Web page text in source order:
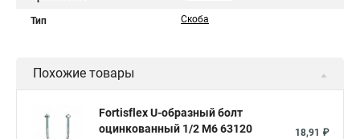
Тип Скоба
Похожие товары
Fortisflex U-образный болт
оцинкованный 1/2 М6 63120
18,91 ₽